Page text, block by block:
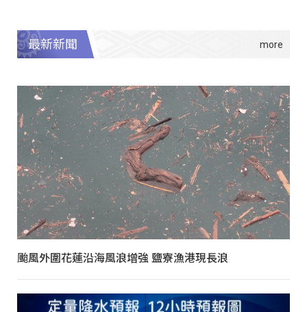
最新新聞
颱風外圍花蓮沿海風浪增強 鹽寮漁港現長浪